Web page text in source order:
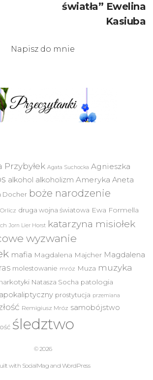
światła” Ewelina
Kasiuba
Napisz do mnie
Przybyłek Agata Suchocka Agnieszka
alkohol alkoholizm Ameryka Aneta
Docher boże narodzenie
druga wojna światowa Ewa Formella
Jorn Lier Horst katarzyna misiołek
wyzwanie
mafia Magdalena Majcher Magdalena
molestowanie mróz Muza muzyka
Natasza Socha patologia
prostytucja przemiana
Remigiusz Mróz samobójstwo
śledztwo
© 2026
with SocialMag and WordPress